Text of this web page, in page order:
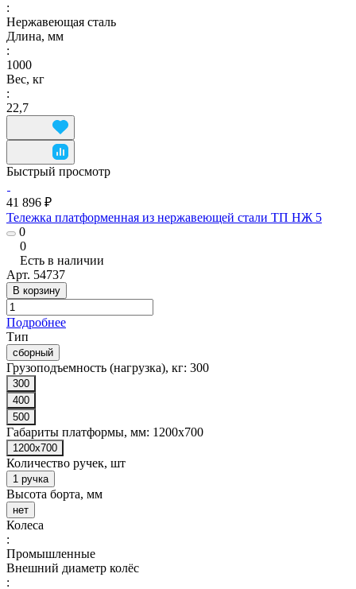
:
Нержавеющая сталь
Длина, мм
:
1000
Вес, кг
:
22,7
Быстрый просмотр
41 896 ₽
Тележка платформенная из нержавеющей стали ТП НЖ 5
0
0
Есть в наличии
Арт. 54737
В корзину
Подробнее
Тип
сборный
Грузоподъемность (нагрузка), кг: 300
300
400
500
Габариты платформы, мм: 1200x700
1200x700
Количество ручек, шт
1 ручка
Высота борта, мм
нет
Колеса
:
Промышленные
Внешний диаметр колёс
: